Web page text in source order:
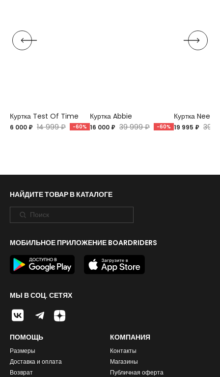
Куртка Test Of Time
6 000 ₽ 14 999 ₽ -60%
Куртка Abbie
16 000 ₽ 39 999 ₽ -60%
Куртка Neeva
19 995 ₽ 39
НАЙДИТЕ ТОВАР В КАТАЛОГЕ
МОБИЛЬНОЕ ПРИЛОЖЕНИЕ BOARDRIDERS
МЫ В СОЦ. СЕТЯХ
ПОМОЩЬ
Размеры
Доставка и оплата
Возврат
КОМПАНИЯ
Контакты
Магазины
Публичная оферта